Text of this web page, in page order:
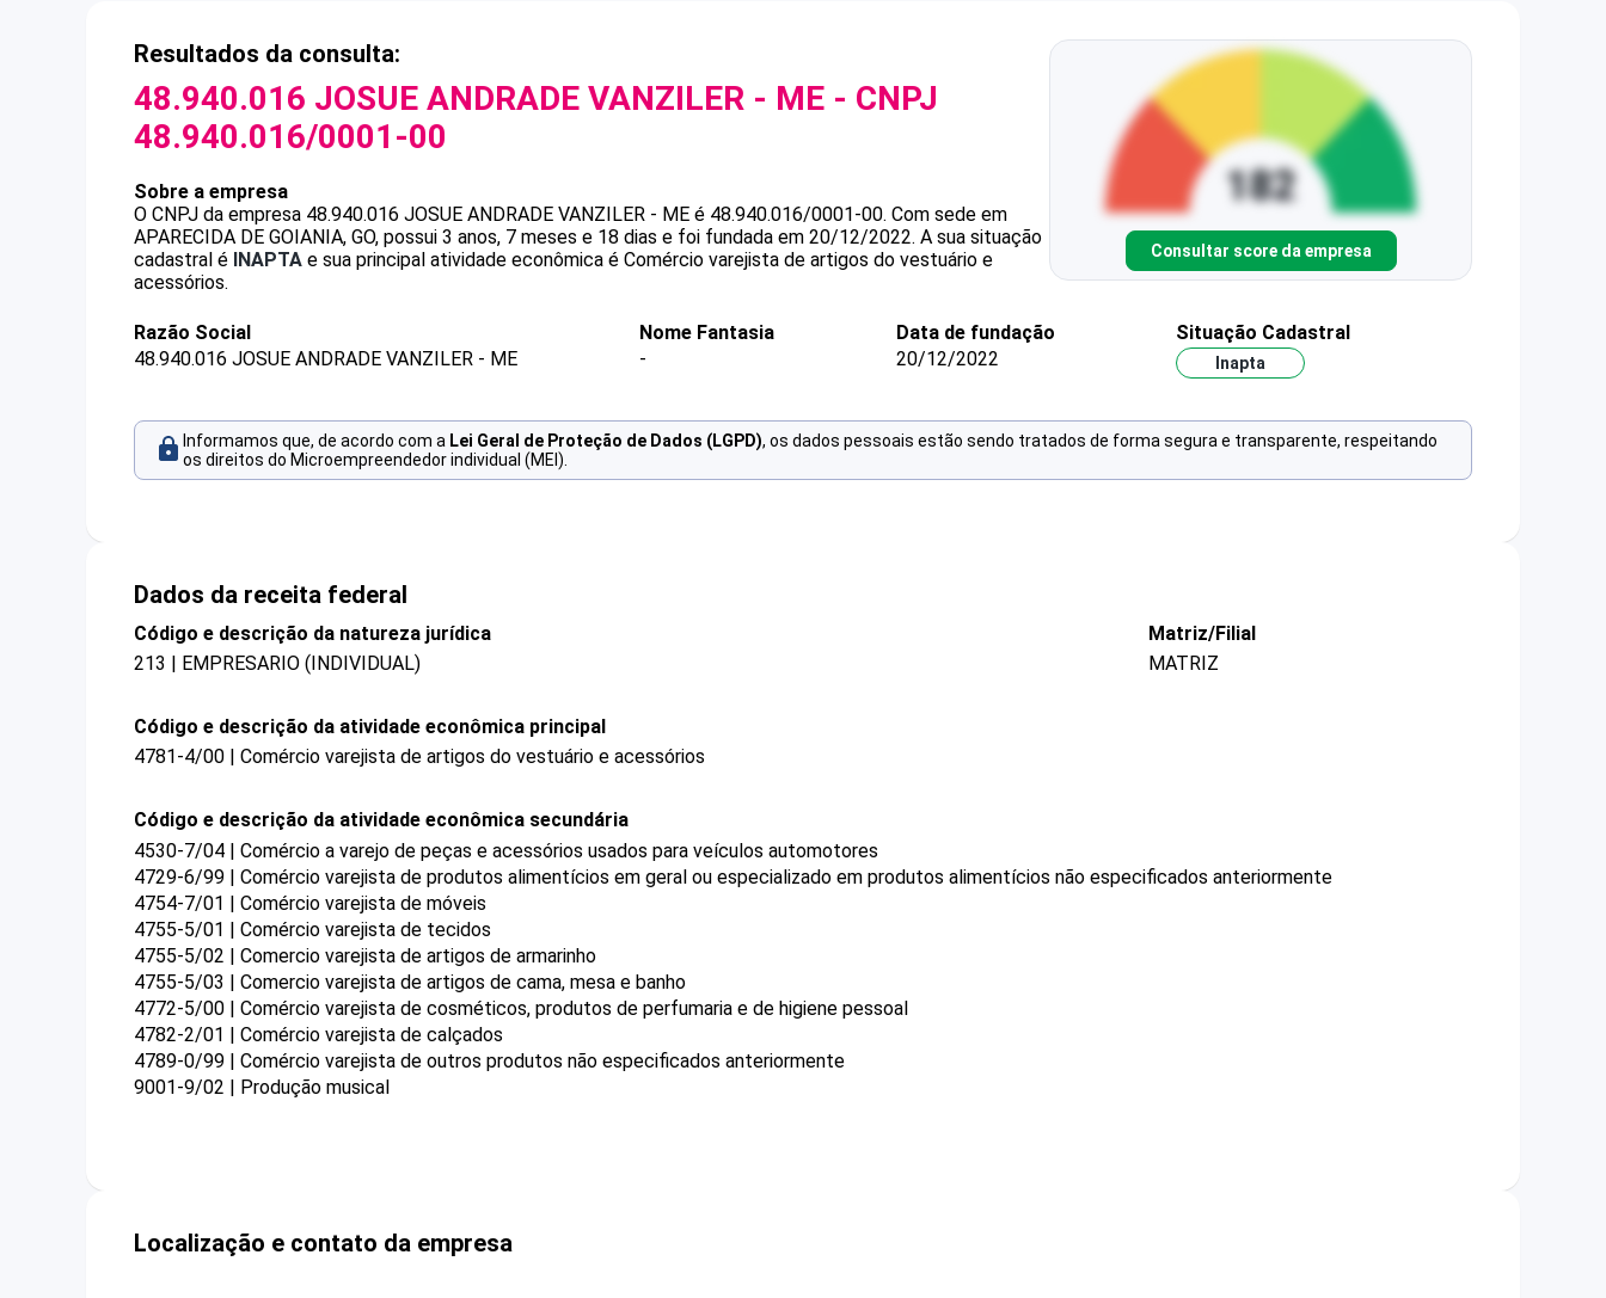
Resultados da consulta:
48.940.016 JOSUE ANDRADE VANZILER - ME - CNPJ
48.940.016/0001-00
Sobre a empresa
O CNPJ da empresa 48.940.016 JOSUE ANDRADE VANZILER - ME é 48.940.016/0001-00. Com sede em
APARECIDA DE GOIANIA, GO, possui 3 anos, 7 meses e 18 dias e foi fundada em 20/12/2022. A sua situação
cadastral é INAPTA e sua principal atividade econômica é Comércio varejista de artigos do vestuário e
acessórios.
Consultar score da empresa
Razão Social
48.940.016 JOSUE ANDRADE VANZILER - ME
Nome Fantasia
-
Data de fundação
20/12/2022
Situação Cadastral
Inapta
Informamos que, de acordo com a Lei Geral de Proteção de Dados (LGPD), os dados pessoais estão sendo tratados de forma segura e transparente, respeitando
os direitos do Microempreendedor individual (MEI).
Dados da receita federal
Código e descrição da natureza jurídica
213 | EMPRESARIO (INDIVIDUAL)
Matriz/Filial
MATRIZ
Código e descrição da atividade econômica principal
4781-4/00 | Comércio varejista de artigos do vestuário e acessórios
Código e descrição da atividade econômica secundária
4530-7/04 | Comércio a varejo de peças e acessórios usados para veículos automotores
4729-6/99 | Comércio varejista de produtos alimentícios em geral ou especializado em produtos alimentícios não especificados anteriormente
4754-7/01 | Comércio varejista de móveis
4755-5/01 | Comércio varejista de tecidos
4755-5/02 | Comercio varejista de artigos de armarinho
4755-5/03 | Comercio varejista de artigos de cama, mesa e banho
4772-5/00 | Comércio varejista de cosméticos, produtos de perfumaria e de higiene pessoal
4782-2/01 | Comércio varejista de calçados
4789-0/99 | Comércio varejista de outros produtos não especificados anteriormente
9001-9/02 | Produção musical
Localização e contato da empresa